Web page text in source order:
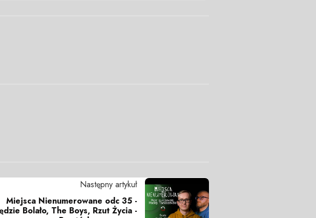
Następny artykuł
Miejsca Nienumerowane odc 35 -
Bolało, The Boys, Rzut Życia -